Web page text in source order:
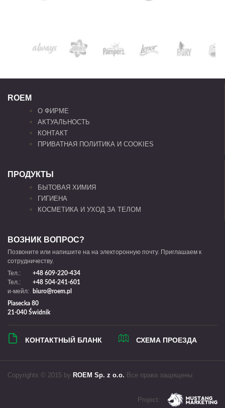
ROEM
О ФИРМЕ
АКТУАЛЬНОСТЬ
КОНТАКТ
ПРИВАТНАЯ ПОЛИТИКА И COOKIES
ПРОДУКТЫ
БЫТОВАЯ ХИМИЯ
ГИГИЕНА
КОСМЕТИКА И УХОД ЗА ТЕЛОМ
ВОЗНИК ВОПРОС?
Позвоните или напишите на на электоронную почту. Приглашаем к
сотрудничеству.
Тел.:
+48 609-220-434
Тел.: +48 504-241-601
и-мейл:
biuro@roem.pl
Piasecka 80
21-040 Świdnik
КОНТАКТНЫЙ БЛАНК СХЕМА ПРОЕЗДА
Copyrights © 2015 by ROEM Sp. z o.o. Все права защищены
Project: